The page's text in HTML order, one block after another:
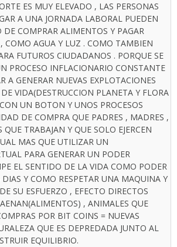
ES MUY ELEVADO , LAS PERSONAS
A UNA JORNADA LABORAL PUEDEN
DE COMPRAR ALIMENTOS Y PAGAR
, COMO AGUA Y LUZ . COMO TAMBIEN
FUTUROS CIUDADANOS . PORQUE SE
PROCESO INFLACIONARIO CONSTANTE
A GENERAR NUEVAS EXPLOTACIONES
VIDA(DESTRUCCION PLANETA Y FLORA
UN BOTON Y UNOS PROCESOS
DE COMPRA QUE PADRES , MADRES ,
TRABAJAN Y QUE SOLO EJERCEN
MAS QUE UTILIZAR UN
PARA GENERAR UN PODER
EL SENTIDO DE LA VIDA COMO PODER
Y COMO RESPETAR UNA MAQUINA Y
SU ESFUERZO , EFECTO DIRECTOS
, ANIMALES QUE
POR BIT COINS = NUEVAS
QUE ES DEPREDADA JUNTO AL
EQUILIBRIO.